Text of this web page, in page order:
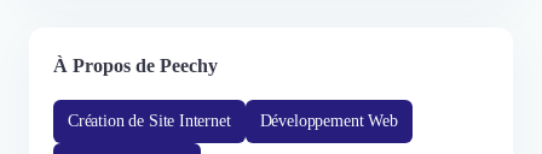
À Propos de Peechy
Création de Site Internet Développement Web